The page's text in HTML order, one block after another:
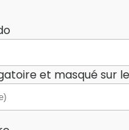
et masqué sur